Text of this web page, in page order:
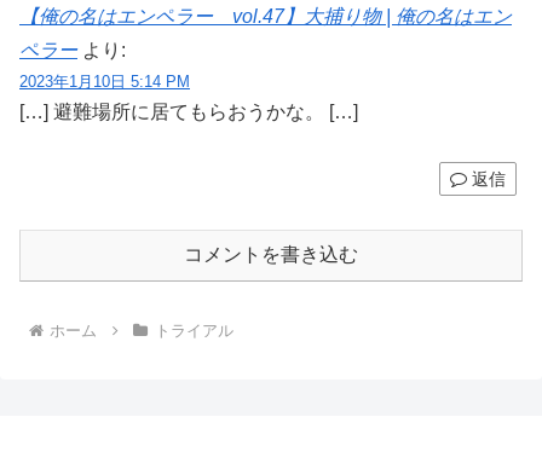
【俺の名はエンペラー vol.47】大捕り物 | 俺の名はエン
ペラー より:
2023年1月10日 5:14 PM
[…] 避難場所に居てもらおうかな。 […]
返信
コメントを書き込む
ホーム トライアル